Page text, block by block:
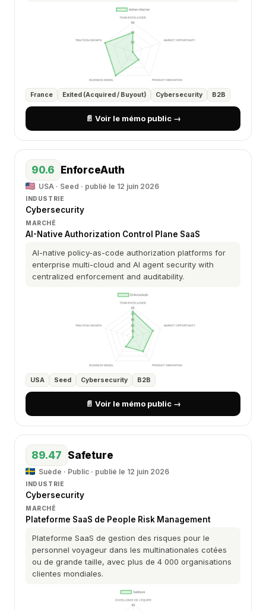
France Exited (Acquired / Buyout) Cybersecurity B2B
📄 Voir le mémo public →
90.6 EnforceAuth
USA · Seed · publié le 12 juin 2026
INDUSTRIE
Cybersecurity
MARCHÉ
AI-Native Authorization Control Plane SaaS
AI-native policy-as-code authorization platforms for
enterprise multi-cloud and AI agent security with
centralized enforcement and auditability.
USA Seed Cybersecurity B2B
📄 Voir le mémo public →
89.47 Safeture
Suède · Public · publié le 12 juin 2026
INDUSTRIE
Cybersecurity
MARCHÉ
Plateforme SaaS de People Risk Management
Plateforme SaaS de gestion des risques pour le
personnel voyageur dans les multinationales cotées
ou de grande taille, avec plus de 4 000 organisations
clientes mondiales.